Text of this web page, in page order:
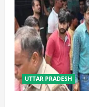
UTTAR PRADESH